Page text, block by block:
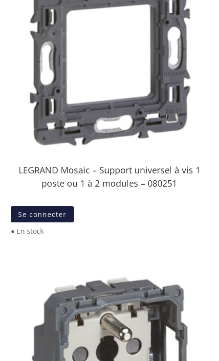
LEGRAND Mosaic – Support universel à vis 1
poste ou 1 à 2 modules – 080251
Se connecter
● En stock